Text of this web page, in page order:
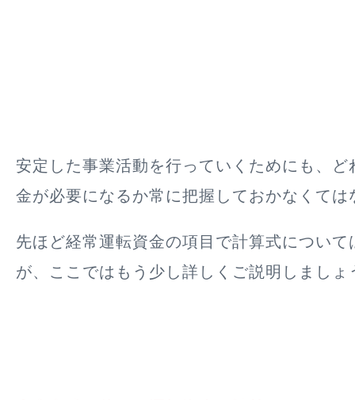
安定した事業活動を行っていくためにも、ど
金が必要になるか常に把握しておかなくては
先ほど経常運転資金の項目で計算式について
が、ここではもう少し詳しくご説明しましょ